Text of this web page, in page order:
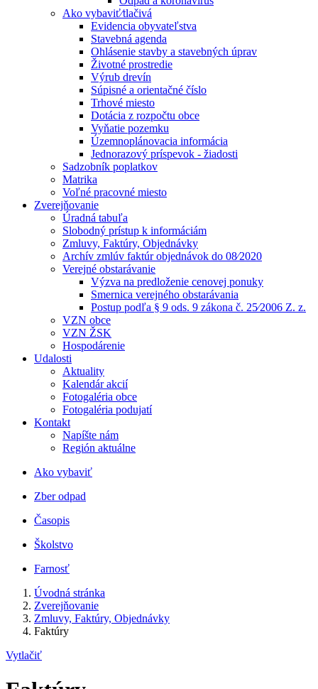
Ako vybaviť⁄tlačivá
Evidencia obyvateľstva
Stavebná agenda
Ohlásenie stavby a stavebných úprav
Životné prostredie
Výrub drevín
Súpisné a orientačné číslo
Trhové miesto
Dotácia z rozpočtu obce
Vyňatie pozemku
Územnoplánovacia informácia
Jednorazový príspevok - žiadosti
Sadzobník poplatkov
Matrika
Voľné pracovné miesto
Zverejňovanie
Úradná tabuľa
Slobodný prístup k informáciám
Zmluvy, Faktúry, Objednávky
Archív zmlúv faktúr objednávok do 08⁄2020
Verejné obstarávanie
Výzva na predloženie cenovej ponuky
Smernica verejného obstarávania
Postup podľa § 9 ods. 9 zákona č. 25⁄2006 Z. z.
VZN obce
VZN ŽSK
Hospodárenie
Udalosti
Aktuality
Kalendár akcií
Fotogaléria obce
Fotogaléria podujatí
Kontakt
Napíšte nám
Región aktuálne
Ako vybaviť
Zber odpad
Časopis
Školstvo
Farnosť
Úvodná stránka
Zverejňovanie
Zmluvy, Faktúry, Objednávky
Faktúry
Vytlačiť